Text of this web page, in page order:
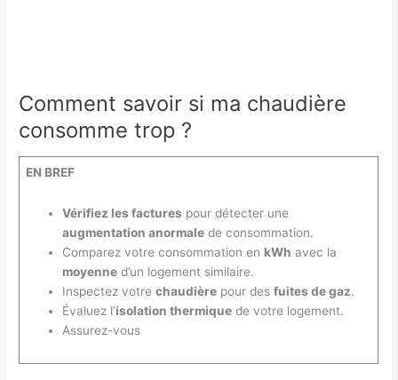
Comment savoir si ma chaudière
consomme trop ?
EN BREF
Vérifiez les factures pour détecter une
augmentation anormalede consommation.
Comparez votre consommation en kWh avec la
moyenned’un logement similaire.
Inspectez votre chaudièrepour des fuites de gaz.
Évaluez l’isolation thermiquede votre logement.
Assurez-vous